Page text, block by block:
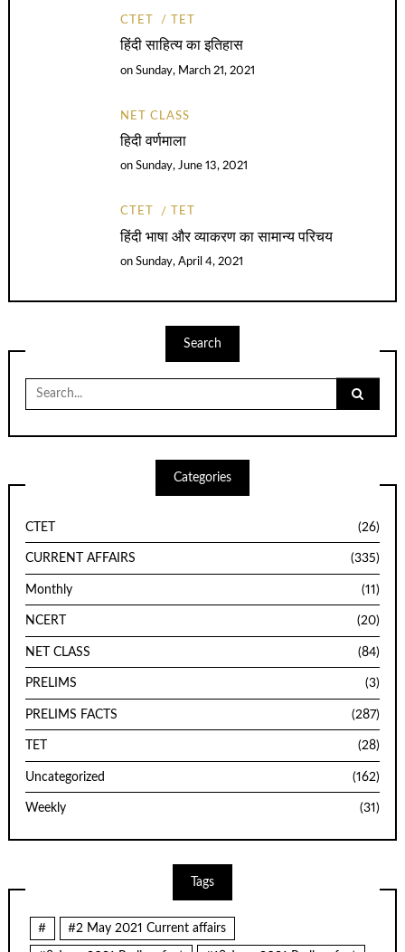
CTET TET
हिंदी साहित्य का इतिहास
onSunday, March 21, 2021
NET CLASS
हिदी वर्णमाला
onSunday, June 13, 2021
CTET TET
हिंदी भाषा और व्याकरण का सामान्य परिचय
onSunday, April 4, 2021
Search
for:
Categories
CTET (26)
CURRENT AFFAIRS (335)
Monthly (11)
NCERT (20)
NET CLASS (84)
PRELIMS (3)
PRELIMS FACTS (287)
TET (28)
Uncategorized (162)
Weekly (31)
Tags
# #2 May 2021 Current affairs